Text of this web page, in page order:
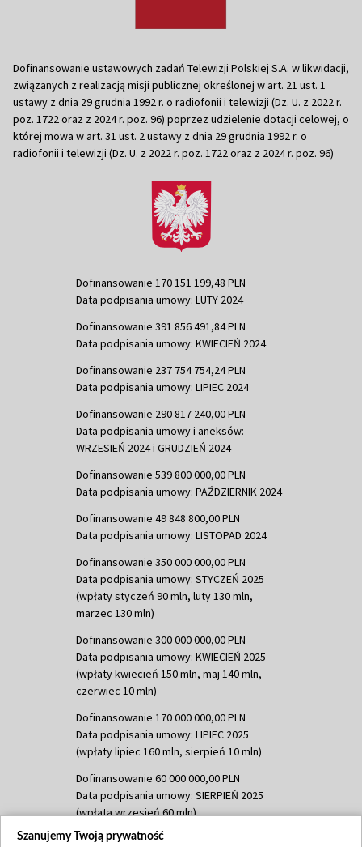
Dofinansowanie ustawowych zadań Telewizji Polskiej S.A. w likwidacji,
związanych z realizacją misji publicznej określonej w art. 21 ust. 1
ustawy z dnia 29 grudnia 1992 r. o radiofonii i telewizji (Dz. U. z 2022 r.
poz. 1722 oraz z 2024 r. poz. 96) poprzez udzielenie dotacji celowej, o
której mowa w art. 31 ust. 2 ustawy z dnia 29 grudnia 1992 r. o
radiofonii i telewizji (Dz. U. z 2022 r. poz. 1722 oraz z 2024 r. poz. 96)
Dofinansowanie 170 151 199,48 PLN
Data podpisania umowy: LUTY 2024
Dofinansowanie 391 856 491,84 PLN
Data podpisania umowy: KWIECIEŃ 2024
Dofinansowanie 237 754 754,24 PLN
Data podpisania umowy: LIPIEC 2024
Dofinansowanie 290 817 240,00 PLN
Data podpisania umowy i aneksów:
WRZESIEŃ 2024 i GRUDZIEŃ 2024
Dofinansowanie 539 800 000,00 PLN
Data podpisania umowy: PAŹDZIERNIK 2024
Dofinansowanie 49 848 800,00 PLN
Data podpisania umowy: LISTOPAD 2024
Dofinansowanie 350 000 000,00 PLN
Data podpisania umowy: STYCZEŃ 2025
(wpłaty styczeń 90 mln, luty 130 mln,
marzec 130 mln)
Dofinansowanie 300 000 000,00 PLN
Data podpisania umowy: KWIECIEŃ 2025
(wpłaty kwiecień 150 mln, maj 140 mln,
czerwiec 10 mln)
Dofinansowanie 170 000 000,00 PLN
Data podpisania umowy: LIPIEC 2025
(wpłaty lipiec 160 mln, sierpień 10 mln)
Dofinansowanie 60 000 000,00 PLN
Data podpisania umowy: SIERPIEŃ 2025
(wpłata wrzesień 60 mln)
Dofinansowanie 635 783 051,21 PLN
Szanujemy Twoją prywatność